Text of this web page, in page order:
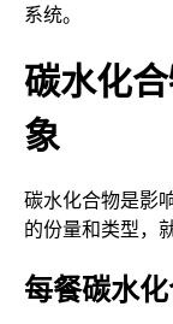
系统。
碳水化
象
碳水化合物是影
的份量和类型，
每餐碳水